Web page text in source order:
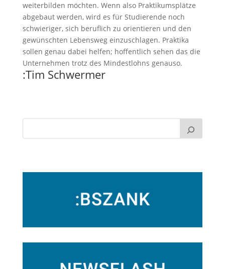
weiterbilden möchten. Wenn also Praktikumsplätze
abgebaut werden, wird es für Studierende noch
schwieriger, sich beruflich zu orientieren und den
gewünschten Lebensweg einzuschlagen. Praktika
sollen genau dabei helfen; hoffentlich sehen das die
Unternehmen trotz des Mindestlohns genauso.
:Tim Schwermer